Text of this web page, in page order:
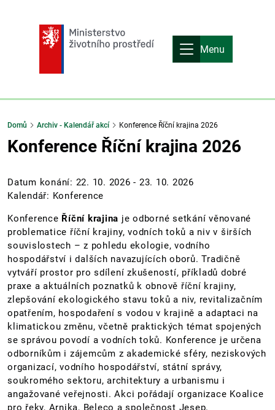
Menu
Domů Archiv - Kalendář akcí Konference Říční krajina 2026
Konference Říční krajina 2026
Datum konání: 22. 10. 2026 - 23. 10. 2026
Kalendář: Konference
Konference Říční krajina je odborné setkání věnované
problematice říční krajiny, vodních toků a niv v širších
souvislostech – z pohledu ekologie, vodního
hospodářství i dalších navazujících oborů. Tradičně
vytváří prostor pro sdílení zkušeností, příkladů dobré
praxe a aktuálních poznatků k obnově říční krajiny,
zlepšování ekologického stavu toků a niv, revitalizačním
opatřením, hospodaření s vodou v krajině a adaptaci na
klimatickou změnu, včetně praktických témat spojených
se správou povodí a vodních toků. Konference je určena
odborníkům i zájemcům z akademické sféry, neziskových
organizací, vodního hospodářství, státní správy,
soukromého sektoru, architektury a urbanismu i
angažované veřejnosti. Akci pořádají organizace Koalice
pro řeky, Arnika, Beleco a společnost Jesep.